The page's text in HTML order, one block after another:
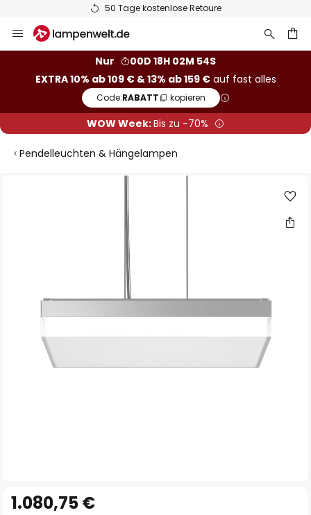
50 Tage kostenlose Retoure
Inhalt
Nur
00D 18H 02M 54S
EXTRA 10% ab 109 € & 13% ab 159 €auf fast alles
Code:RABATT kopieren
WOW Week:Bis zu -70%
Pendelleuchten & Hängelampen
Anfang
1.080,75 €